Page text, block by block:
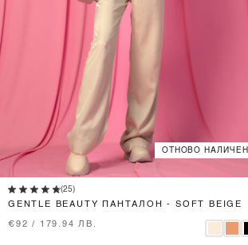
ОТНОВО НАЛИЧЕН
S M
(25)
GENTLE BEAUTY ПАНТАЛОН - SOFT BEIGE
€92 / 179.94 ЛВ.